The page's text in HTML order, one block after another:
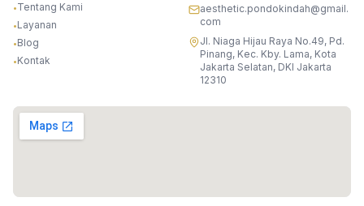
•Tentang Kami
•Layanan
•Blog
•Kontak
aesthetic.pondokindah@gmail.
com
Jl. Niaga Hijau Raya No.49, Pd.
Pinang, Kec. Kby. Lama, Kota
Jakarta Selatan, DKI Jakarta
12310